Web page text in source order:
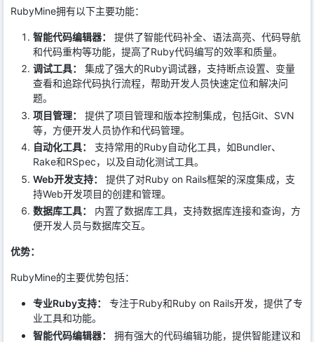
RubyMine拥有以下主要功能：
智能代码编辑器：
提供了智能代码补全、语法高亮、代码导航
和代码重构等功能，提高了Ruby代码编写的效率和质量。
调试工具：
集成了强大的Ruby调试器，支持断点设置、变量
查看和追踪代码执行流程，帮助开发人员快速定位和解决问
题。
项目管理：
提供了项目管理和版本控制集成，包括Git、SVN
等，方便开发人员协作和代码管理。
自动化工具：
支持常用的Ruby自动化工具，如Bundler、
Rake和RSpec，以及自动化测试工具。
Web开发支持：
提供了对Ruby on Rails框架的深度集成，支
持Web开发项目的创建和管理。
数据库工具：
内置了数据库工具，支持数据库连接和查询，方
便开发人员与数据库交互。
优势：
RubyMine的主要优势包括：
专业Ruby支持：
专注于Ruby和Ruby on Rails开发，提供了专
业工具和功能。
智能代码编辑器：
拥有强大的代码编辑功能，提供智能建议和